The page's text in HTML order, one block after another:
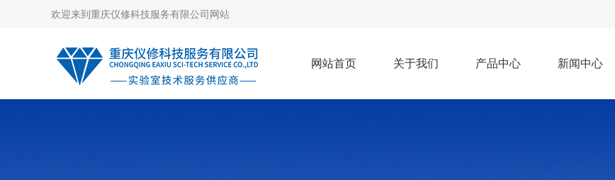
欢迎来到 重庆仪修科技服务有限公司网站
网站首页 关于我们 产品中心 新闻中心